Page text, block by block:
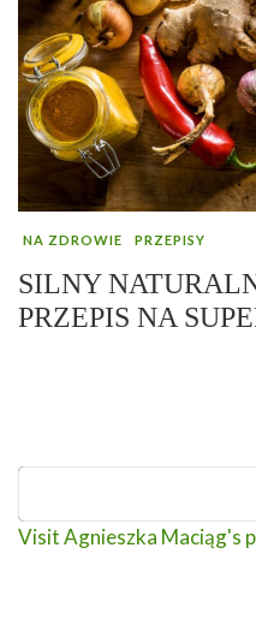
NA ZDROWIE PRZEPISY
SILNY
PRZEPIS NA
Visit Agnieszka Maciąg's